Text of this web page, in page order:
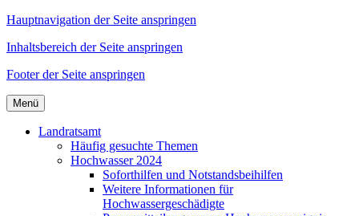
Hauptnavigation der Seite anspringen
Inhaltsbereich der Seite anspringen
Footer der Seite anspringen
Menü
Landratsamt
Häufig gesuchte Themen
Hochwasser 2024
Soforthilfen und Notstandsbeihilfen
Weitere Informationen für
Hochwassergeschädigte